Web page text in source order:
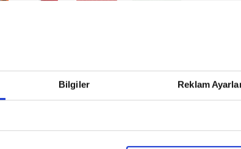
Bilgiler Reklam